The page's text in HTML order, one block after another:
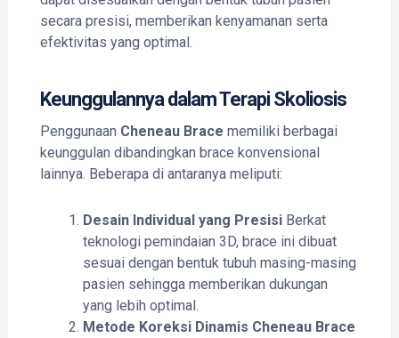
secara presisi, memberikan kenyamanan serta
efektivitas yang optimal.
Keunggulannya dalam Terapi Skoliosis
Penggunaan Cheneau Brace memiliki berbagai
keunggulan dibandingkan brace konvensional
lainnya. Beberapa di antaranya meliputi:
Desain Individual yang PresisiBerkat
teknologi pemindaian 3D, brace ini dibuat
sesuai dengan bentuk tubuh masing-masing
pasien sehingga memberikan dukungan
yang lebih optimal.
Metode Koreksi Dinamis Cheneau Brace